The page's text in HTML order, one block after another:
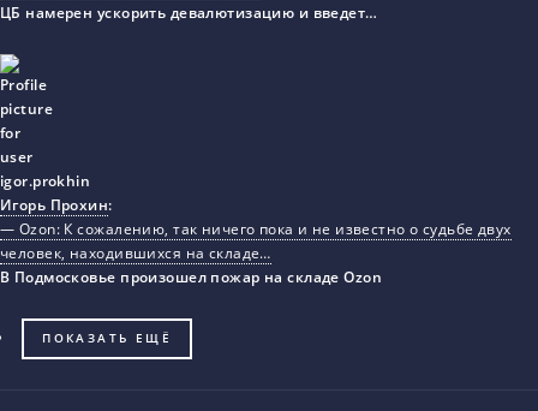
ЦБ намерен ускорить девалютизацию и введет…
Игорь Прохин:
— Ozon: К сожалению, так ничего пока и не известно о судьбе двух
человек, находившихся на складе…
В Подмосковье произошел пожар на складе Ozon
ПОКАЗАТЬ ЕЩЁ